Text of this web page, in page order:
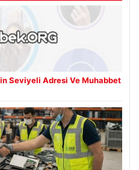
Seviyeli Adresi Ve Muhabbet